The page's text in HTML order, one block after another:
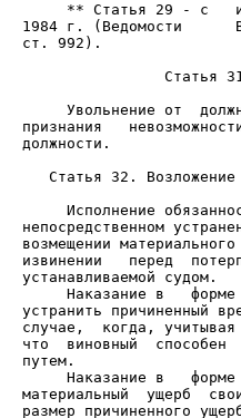
** Статья 29 - с
1984 г. (Ведомости
ст. 992).
Статья
Увольнение от
признания
должности.
Статья 32.
Исполнение
непосредственном
возмещении
извинении   перед
Наказание в
устранить причиненный
случае,  когда, учитывая
что  виновный  способен
Наказание в
материальный  ущерб